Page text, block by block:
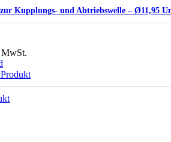
Kupplungs- und Abtriebswelle – Ø11,95